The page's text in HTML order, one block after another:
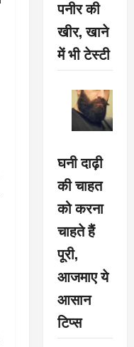
पनीर की
खीर, खाने
में भी टेस्टी
घनी दाढ़ी
की चाहत
को करना
चाहते हैं
पूरी,
आजमाए ये
आसान
टिप्स